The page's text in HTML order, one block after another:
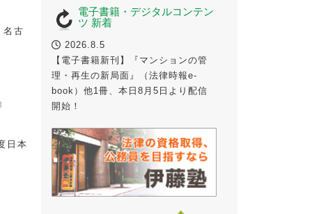
名古
日本
電子書籍・デジタルコンテン
ツ 新着
2026.8.5
【電子書籍新刊】『マンションの管
理・再生の新局面』（法律時報e-
book）他1冊、本日8月5日より配信
開始！